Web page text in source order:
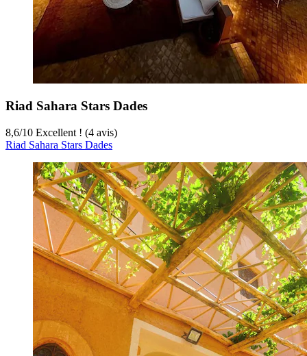
Riad Sahara Stars Dades
8,6/10 Excellent ! (4 avis)
Riad Sahara Stars Dades